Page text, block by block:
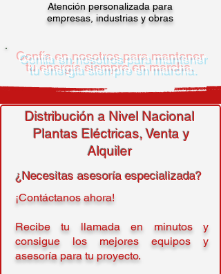
Atención personalizada para
empresas, industrias y obras
​​Confía en nosotros para mantener
tu energía siempre en marcha.
Distribución a Nivel Nacional
Plantas Eléctricas, Venta y
Alquiler
¿Necesitas asesoría especializada?
¡Contáctanos ahora!
Recibe tu llamada en minutos y
consigue los mejores equipos y
asesoría para tu proyecto.